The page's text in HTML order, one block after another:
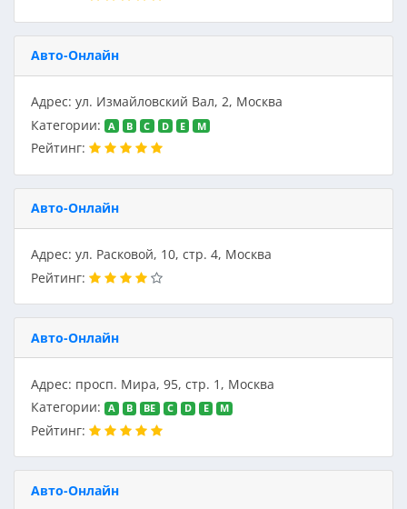
Авто-Онлайн
Адрес: ул. Измайловский Вал, 2, Москва
Категории:
A B C D E M
Рейтинг:
Авто-Онлайн
Адрес: ул. Расковой, 10, стр. 4, Москва
Рейтинг:
Авто-Онлайн
Адрес: просп. Мира, 95, стр. 1, Москва
Категории:
A B BE C D E M
Рейтинг:
Авто-Онлайн